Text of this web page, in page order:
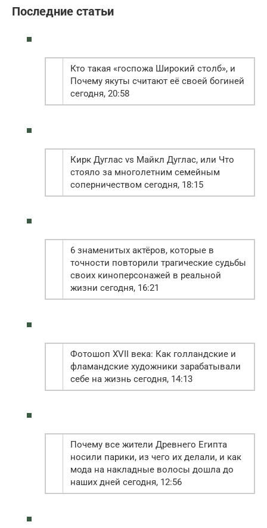
Последние статьи
Кто такая «госпожа Широкий столб», и
Почему якуты считают её своей богиней
сегодня, 20:58
Кирк Дуглас vs Майкл Дуглас, или Что
стояло за многолетним семейным
соперничеством сегодня, 18:15
6 знаменитых актёров, которые в
точности повторили трагические судьбы
своих киноперсонажей в реальной
жизни сегодня, 16:21
Фотошоп XVII века: Как голландские и
фламандские художники зарабатывали
себе на жизнь сегодня, 14:13
Почему все жители Древнего Египта
носили парики, из чего их делали, и как
мода на накладные волосы дошла до
наших дней сегодня, 12:56